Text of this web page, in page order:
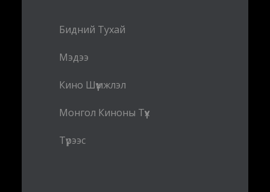
Бидний Тухай
Мэдээ
Кино Шүүмжлэл
Монгол Киноны Түүх
Түрээс